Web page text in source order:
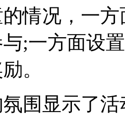
情况，一
;一方面设
。
围显示了